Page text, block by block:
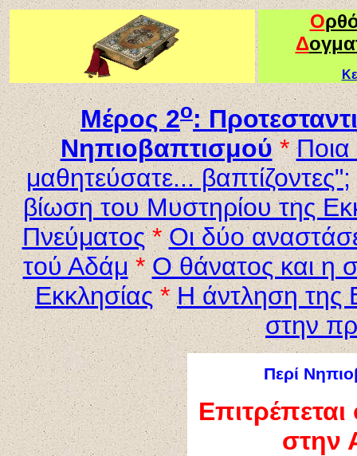
Ο
Δ
Μέρος 2ο: Π
Νηπιοβαπτισμού * Ποια
μαθητεύσατε... βαπτίζοντες";
βίωση του Μυστηρίου της
Πνεύματος * Οι δύο
τού Αδάμ * Ο θάνατος και η
Εκκλησίας * Η άντληση της
στην
Περί
στην